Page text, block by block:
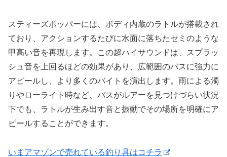
スティーズポッパーには、ボディ内蔵のラトルが搭載され
ており、アクションするたびに水面に落ちたセミのような
甲高い音を再現します。この超ハイサウンドは、スプラッ
シュ音を上回るほどの効果があり、広範囲のバスに強力に
アピールし、より多くのバイトを演出します。雨による濁
りやローライト時など、バスがルアーを見つけづらい状況
下でも、ラトルが生み出す音と振動でその場所を明確にア
ピールすることができます。
いまアマゾンで売れている釣り具はコチラ